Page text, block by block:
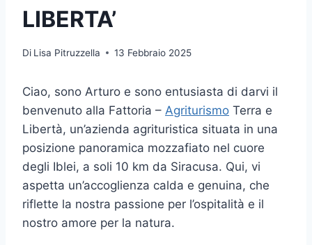
LIBERTA’
Di Lisa Pitruzzella 13 Febbraio 2025
Ciao, sono Arturo e sono entusiasta di darvi il
benvenuto alla Fattoria – Agriturismo Terra e
Libertà, un’azienda agrituristica situata in una
posizione panoramica mozzafiato nel cuore
degli Iblei, a soli 10 km da Siracusa. Qui, vi
aspetta un’accoglienza calda e genuina, che
riflette la nostra passione per l’ospitalità e il
nostro amore per la natura.